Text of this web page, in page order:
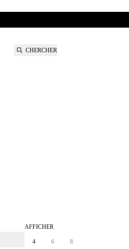
CHERCHER
AFFICHER
4 6 8